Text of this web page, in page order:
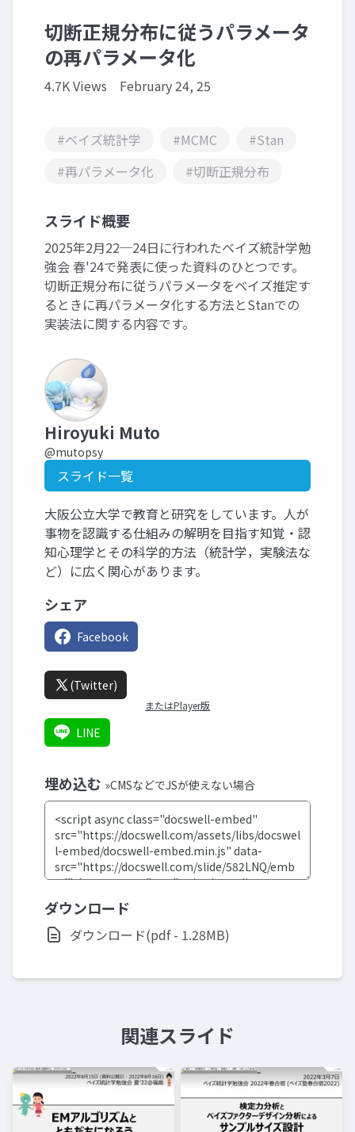
切断正規分布に従うパラメータ
の再パラメータ化
4.7K Views February 24, 25
#ベイズ統計学 #MCMC
#Stan
#再パラメータ化
#切断正規分布
スライド概要
2025年2月22─24日に行われたベイズ統計学勉
強会 春'24で発表に使った資料のひとつです。
切断正規分布に従うパラメータをベイズ推定す
るときに再パラメータ化する方法とStanでの
実装法に関する内容です。
Hiroyuki Muto
@mutopsy
スライド一覧
大阪公立大学で教育と研究をしています。人が
事物を認識する仕組みの解明を目指す知覚・認
知心理学とその科学的方法（統計学，実験法な
ど）に広く関心があります。
シェア
Facebook
(Twitter)
またはPlayer版
LINE
埋め込む »CMSなどでJSが使えない場合
ダウンロード
ダウンロード(pdf - 1.28MB)
関連スライド